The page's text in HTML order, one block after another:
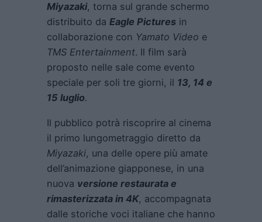
Miyazaki, torna sul grande schermo
distribuito da Eagle Pictures in
collaborazione con Yamato Video e
TMS Entertainment. Il film sarà
proposto nelle sale come evento
speciale per soli tre giorni, il 13, 14 e
15 luglio.
Il pubblico potrà riscoprire al cinema
il primo lungometraggio diretto da
Miyazaki, una delle opere più amate
dell’animazione giapponese, in una
nuova versione restaurata e
rimasterizzata in 4K, accompagnata
dalle storiche voci italiane che hanno